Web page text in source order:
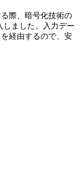
際、暗号化技術の
しました。入力デー
経由するので、安